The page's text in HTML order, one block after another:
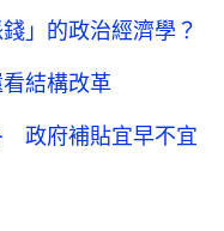
」的政治經濟學？
結構改革
政府補貼宜早不宜